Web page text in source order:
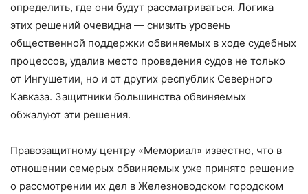
определить, где они будут рассматриваться. Логика
этих решений очевидна — снизить уровень
общественной поддержки обвиняемых в ходе судебных
процессов, удалив место проведения судов не только
от Ингушетии, но и от других республик Северного
Кавказа. Защитники большинства обвиняемых
обжалуют эти решения.
Правозащитному центру «Мемориал» известно, что в
отношении семерых обвиняемых уже принято решение
о рассмотрении их дел в Железноводском городском